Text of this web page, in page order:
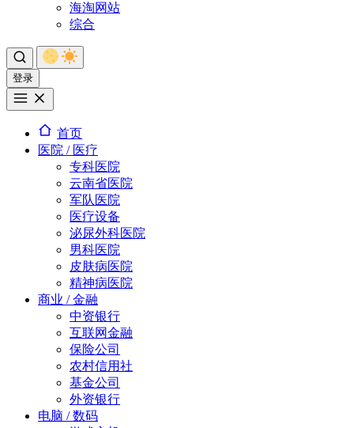
海淘网站
综合
登录
首页
医院 / 医疗
专科医院
云南省医院
军队医院
医疗设备
泌尿外科医院
男科医院
皮肤病医院
精神病医院
商业 / 金融
中资银行
互联网金融
保险公司
农村信用社
基金公司
外资银行
电脑 / 数码